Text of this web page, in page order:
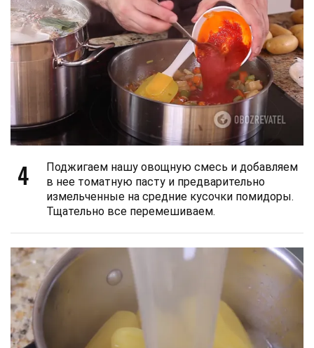
4
Поджигаем нашу овощную смесь и добавляем
в нее томатную пасту и предварительно
измельченные на средние кусочки помидоры.
Тщательно все перемешиваем.